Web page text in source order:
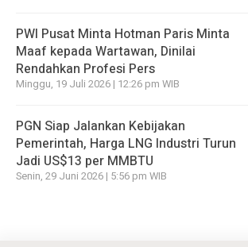
PWI Pusat Minta Hotman Paris Minta
Maaf kepada Wartawan, Dinilai
Rendahkan Profesi Pers
Minggu, 19 Juli 2026 | 12:26 pm WIB
PGN Siap Jalankan Kebijakan
Pemerintah, Harga LNG Industri Turun
Jadi US$13 per MMBTU
Senin, 29 Juni 2026 | 5:56 pm WIB